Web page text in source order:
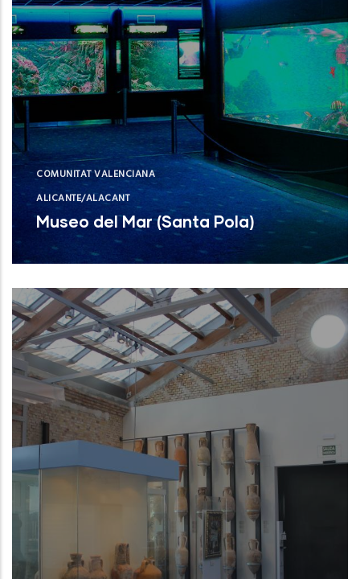
COMUNITAT VALENCIANA
ALICANTE/ALACANT
Museo del Mar (Santa Pola)
Museo del Mar (Santa Pola)NUEVO